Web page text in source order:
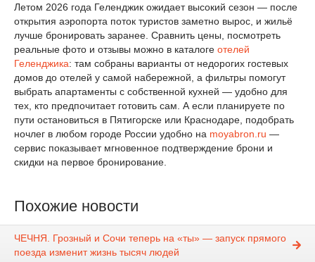
Летом 2026 года Геленджик ожидает высокий сезон — после
открытия аэропорта поток туристов заметно вырос, и жильё
лучше бронировать заранее. Сравнить цены, посмотреть
реальные фото и отзывы можно в каталоге отелей
Геленджика: там собраны варианты от недорогих гостевых
домов до отелей у самой набережной, а фильтры помогут
выбрать апартаменты с собственной кухней — удобно для
тех, кто предпочитает готовить сам. А если планируете по
пути остановиться в Пятигорске или Краснодаре, подобрать
ночлег в любом городе России удобно на moyabron.ru —
сервис показывает мгновенное подтверждение брони и
скидки на первое бронирование.
Похожие новости
ЧЕЧНЯ. Грозный и Сочи теперь на «ты» — запуск прямого
поезда изменит жизнь тысяч людей